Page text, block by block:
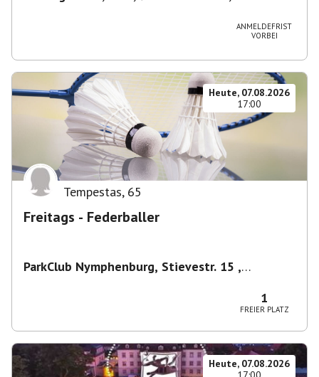
ANMELDEFRIST
VORBEI
Heute, 07.08.2026
17:00
Tempestas, 65
Freitags - Federballer
ParkClub Nymphenburg, Stievestr. 15 ,
1
FREIER PLATZ
Heute, 07.08.2026